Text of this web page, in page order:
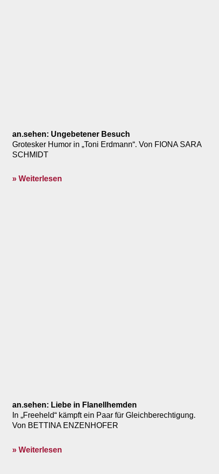
an.sehen: Ungebetener Besuch
Grotesker Humor in „Toni Erdmann“. Von FIONA SARA
SCHMIDT
» Weiterlesen
an.sehen: Liebe in Flanellhemden
In „Freeheld“ kämpft ein Paar für Gleichberechtigung.
Von BETTINA ENZENHOFER
» Weiterlesen